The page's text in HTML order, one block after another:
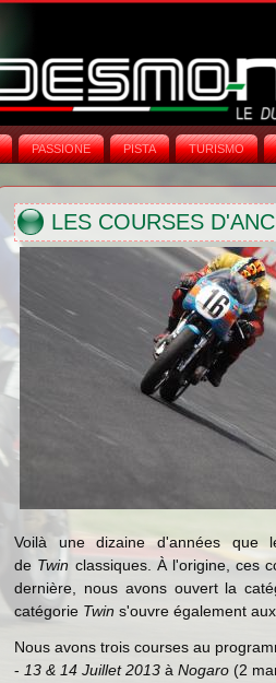
PASSIONE PISTA TURISMO
LES COURSES
Voilà une dizaine d'années que
de Twin classiques. À l'origine, ces
dernière, nous avons ouvert la
catégorie Twin s'ouvre également
Nous avons trois courses au
- 13 & 14 Juillet 2013 àNogaro (2